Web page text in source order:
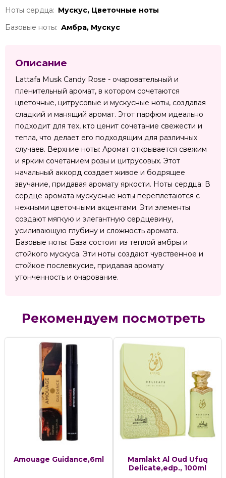
Ноты сердца: Мускус, Цветочные ноты
Базовые ноты: Амбра, Мускус
Описание
Lattafa Musk Candy Rose - очаровательный и
пленительный аромат, в котором сочетаются
цветочные, цитрусовые и мускусные ноты, создавая
сладкий и манящий аромат. Этот парфюм идеально
подходит для тех, кто ценит сочетание свежести и
тепла, что делает его подходящим для различных
случаев. Верхние ноты: Аромат открывается свежим
и ярким сочетанием розы и цитрусовых. Этот
начальный аккорд создает живое и бодрящее
звучание, придавая аромату яркости. Ноты сердца: В
сердце аромата мускусные ноты переплетаются с
нежными цветочными акцентами. Эти элементы
создают мягкую и элегантную сердцевину,
усиливающую глубину и сложность аромата.
Базовые ноты: База состоит из теплой амбры и
стойкого мускуса. Эти ноты создают чувственное и
стойкое послевкусие, придавая аромату
утонченность и очарование.
Рекомендуем посмотреть
Amouage Guidance,6ml
Mamlakt Al Oud Ufuq
Delicate,edp., 100ml